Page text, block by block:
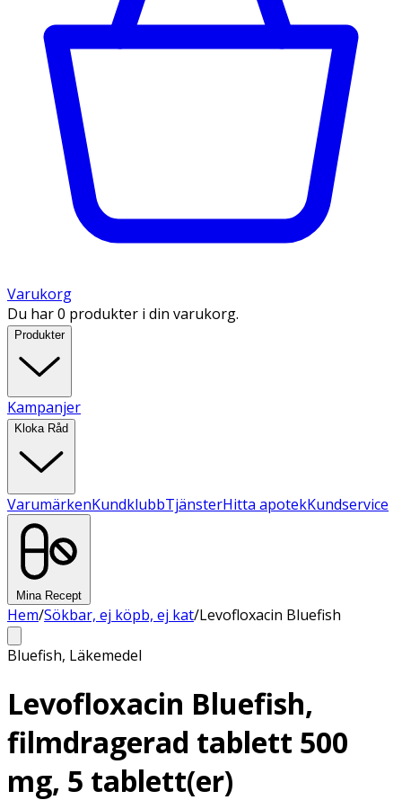
Varukorg
Du har 0 produkter i din varukorg.
Produkter
Kampanjer
Kloka Råd
VarumärkenKundklubbTjänsterHitta apotekKundservice
Mina Recept
Hem/Sökbar, ej köpb, ej kat/Levofloxacin Bluefish
Bluefish, Läkemedel
Levofloxacin Bluefish,
filmdragerad tablett 500
mg, 5 tablett(er)